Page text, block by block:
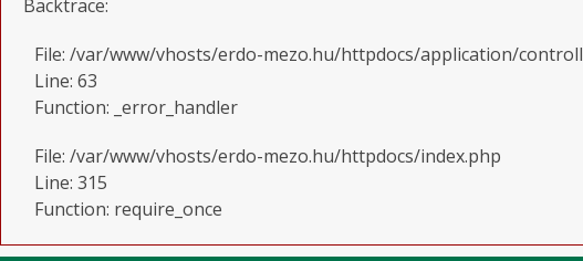
Backtrace:
File: /var/www/vhosts/erdo-mezo.hu/httpdocs/application/
Line: 63
Function: _error_handler
File: /var/www/vhosts/erdo-mezo.hu/httpdocs/index.php
Line: 315
Function: require_once